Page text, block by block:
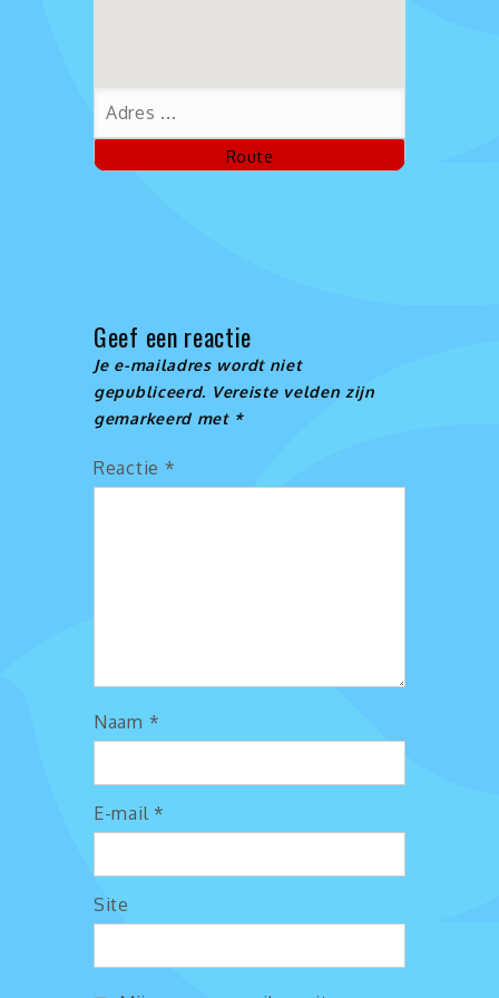
Geef een reactie
Je e-mailadres wordt niet
gepubliceerd. Vereiste velden zijn
gemarkeerd met *
Reactie *
Naam *
E-mail *
Site